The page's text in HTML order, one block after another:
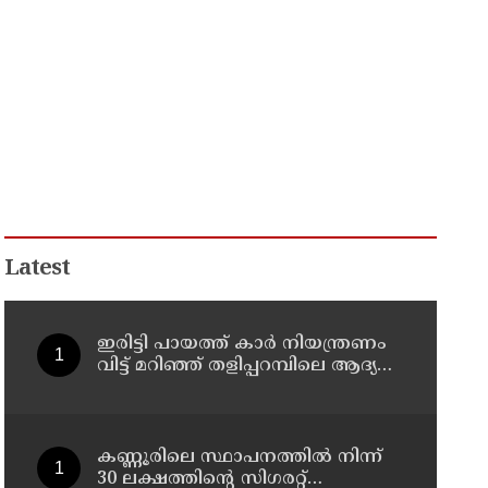
Latest
ഇരിട്ടി പായത്ത് കാർ നിയന്ത്രണം
വിട്ട് മറിഞ്ഞ് തളിപ്പറമ്പിലെ ആദ്യ
കണ്ണൂരിലെ സ്ഥാപനത്തിൽ നിന്ന്
30 ലക്ഷത്തിന്റെ സിഗരറ്റ്